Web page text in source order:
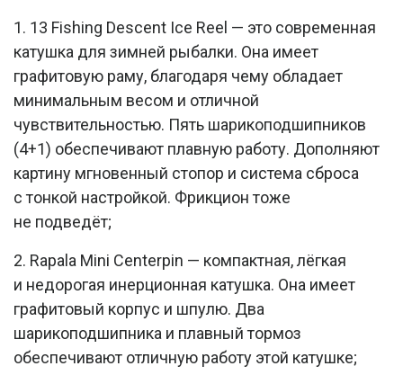
1. 13 Fishing Descent Ice Reel — это современная
катушка для зимней рыбалки. Она имеет
графитовую раму, благодаря чему обладает
минимальным весом и отличной
чувствительностью. Пять шарикоподшипников
(4+1) обеспечивают плавную работу. Дополняют
картину мгновенный стопор и система сброса
с тонкой настройкой. Фрикцион тоже
не подведёт;
2. Rapala Mini Centerpin — компактная, лёгкая
и недорогая инерционная катушка. Она имеет
графитовый корпус и шпулю. Два
шарикоподшипника и плавный тормоз
обеспечивают отличную работу этой катушке;